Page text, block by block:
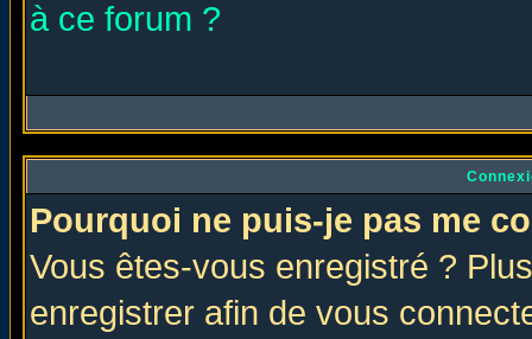
à ce forum ?
Pourquoi ne puis-je pas me
Vous êtes-vous enregistré ?
enregistrer afin de vous